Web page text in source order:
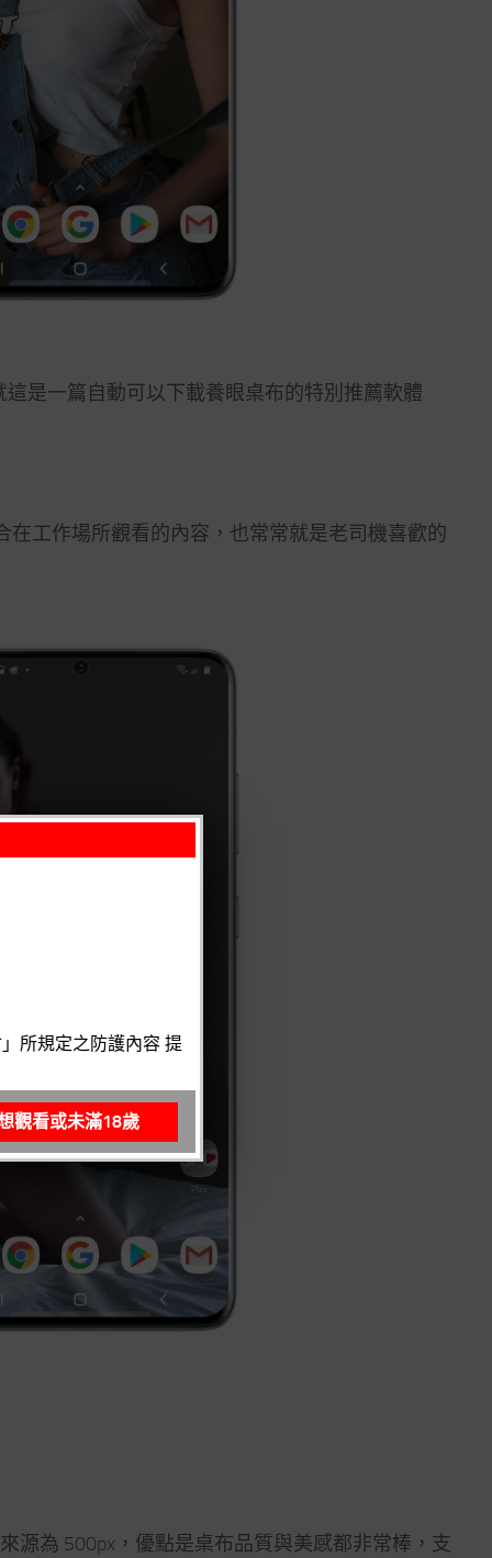
是一篇自動可以下載養眼桌布的特別推薦軟體
在工作場所觀看的內容，也常常就是老司機喜歡的
源為 500px，優點是桌布品質與美感都非常棒，支
所規定之防護內容 提
觀看或未滿18歲